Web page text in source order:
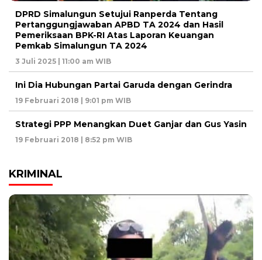
DPRD Simalungun Setujui Ranperda Tentang
Pertanggungjawaban APBD TA 2024 dan Hasil
Pemeriksaan BPK-RI Atas Laporan Keuangan
Pemkab Simalungun TA 2024
3 Juli 2025 | 11:00 am WIB
Ini Dia Hubungan Partai Garuda dengan Gerindra
19 Februari 2018 | 9:01 pm WIB
Strategi PPP Menangkan Duet Ganjar dan Gus Yasin
19 Februari 2018 | 8:52 pm WIB
KRIMINAL